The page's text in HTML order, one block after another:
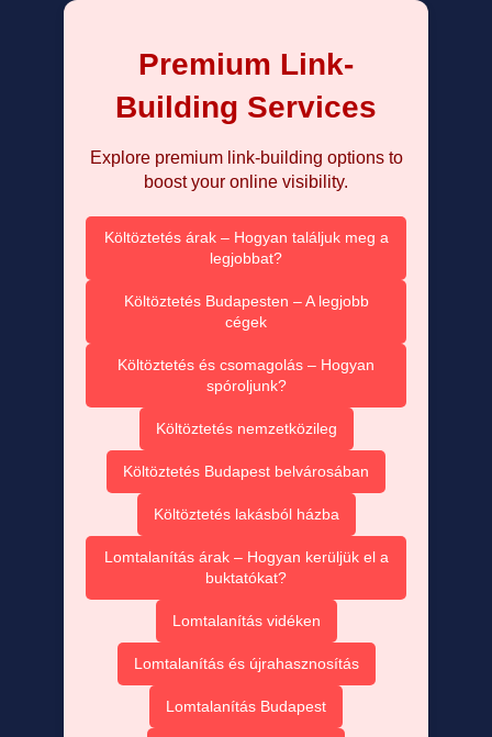
Premium Link-
Building Services
Explore premium link-building options to
boost your online visibility.
Költöztetés árak – Hogyan találjuk meg a
legjobbat?
Költöztetés Budapesten – A legjobb
cégek
Költöztetés és csomagolás – Hogyan
spóroljunk?
Költöztetés nemzetközileg
Költöztetés Budapest belvárosában
Költöztetés lakásból házba
Lomtalanítás árak – Hogyan kerüljük el a
buktatókat?
Lomtalanítás vidéken
Lomtalanítás és újrahasznosítás
Lomtalanítás Budapest